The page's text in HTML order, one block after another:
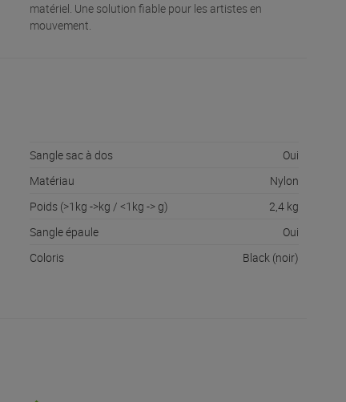
matériel. Une solution fiable pour les artistes en
mouvement.
Sangle sac à dos
Oui
Matériau
Nylon
Poids (>1kg ->kg / <1kg -> g)
2,4 kg
Sangle épaule
Oui
Coloris
Black (noir)